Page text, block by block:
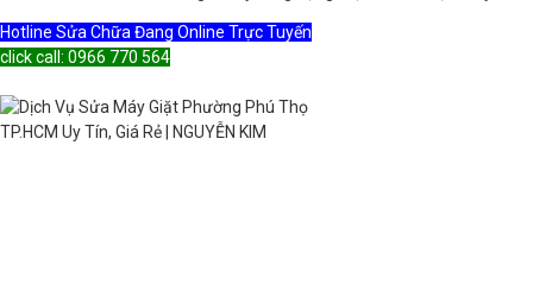
Hotline Sửa Chữa Đang Online Trực Tuyến
click call: 0966 770 564